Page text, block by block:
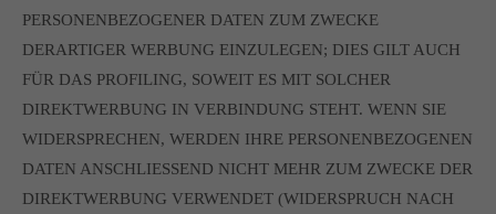
PERSONENBEZOGENER DATEN ZUM ZWECKE
DERARTIGER WERBUNG EINZULEGEN; DIES GILT AUCH
FÜR DAS PROFILING, SOWEIT ES MIT SOLCHER
DIREKTWERBUNG IN VERBINDUNG STEHT. WENN SIE
WIDERSPRECHEN, WERDEN IHRE PERSONENBEZOGENEN
DATEN ANSCHLIESSEND NICHT MEHR ZUM ZWECKE DER
DIREKTWERBUNG VERWENDET (WIDERSPRUCH NACH